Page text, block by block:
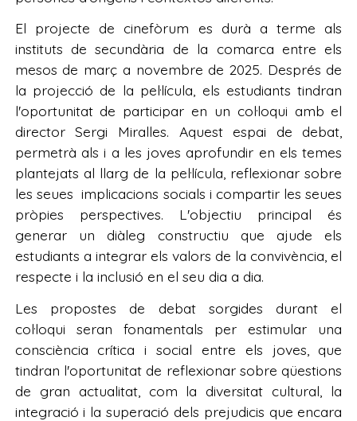
El projecte de cinefòrum es durà a terme als
instituts de secundària de la comarca entre els
mesos de març a novembre de 2025. Després de
la projecció de la pel·lícula, els estudiants tindran
l'oportunitat de participar en un col·loqui amb el
director Sergi Miralles. Aquest espai de debat,
permetrà als i a les joves aprofundir en els temes
plantejats al llarg de la pel·lícula, reflexionar sobre
les seues implicacions socials i compartir les seues
pròpies perspectives. L'objectiu principal és
generar un diàleg constructiu que ajude els
estudiants a integrar els valors de la convivència, el
respecte i la inclusió en el seu dia a dia.
Les propostes de debat sorgides durant el
col·loqui seran fonamentals per estimular una
consciència crítica i social entre els joves, que
tindran l'oportunitat de reflexionar sobre qüestions
de gran actualitat, com la diversitat cultural, la
integració i la superació dels prejudicis que encara